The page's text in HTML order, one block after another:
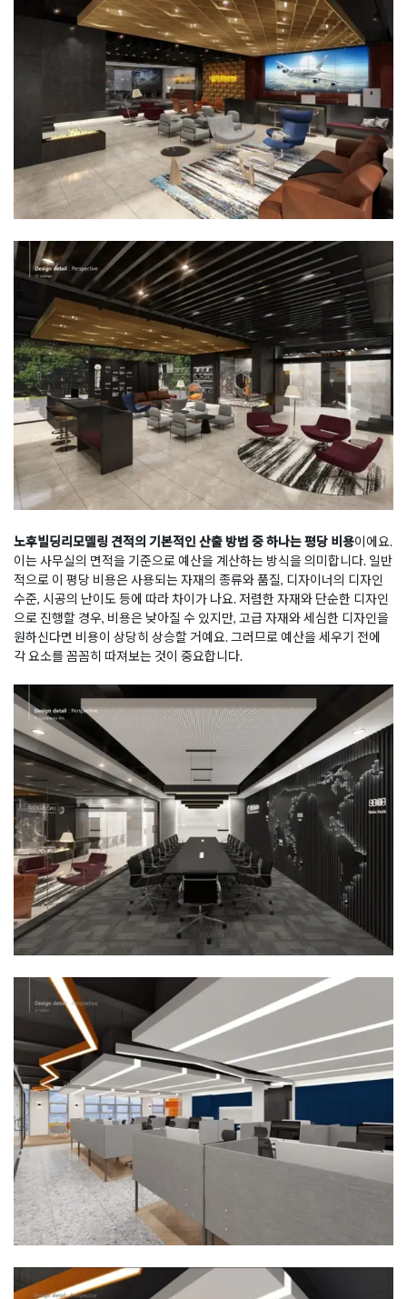
노후빌딩리모델링 견적의 기본적인 산출 방법 중 하나는 평당 비용이에요.
이는 사무실의 면적을 기준으로 예산을 계산하는 방식을 의미합니다. 일반
적으로 이 평당 비용은 사용되는 자재의 종류와 품질, 디자이너의 디자인
수준, 시공의 난이도 등에 따라 차이가 나요. 저렴한 자재와 단순한 디자인
으로 진행할 경우, 비용은 낮아질 수 있지만, 고급 자재와 세심한 디자인을
원하신다면 비용이 상당히 상승할 거예요. 그러므로 예산을 세우기 전에
각 요소를 꼼꼼히 따져보는 것이 중요합니다.